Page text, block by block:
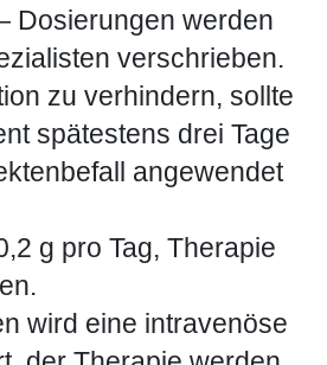
Dosierungen werden
verschrieben.
zu verhindern, sollte
spätestens drei Tage
angewendet
g pro Tag, Therapie
wird eine intravenöse